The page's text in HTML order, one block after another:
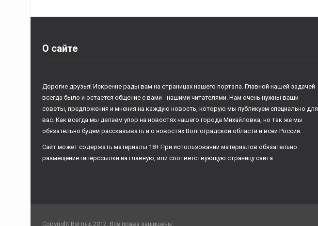
О сайте
Дорогие друзья! Искренне рады вам на страницах нашего портала. Главной нашей задачей
всегда было и остается общение с вами - нашими читателями. Нам очень нужны ваши
советы, предложения и мнения на каждую новость, которую мы публикуем специально для
вас. Как всегда мы делаем упор на новостях нашего города Михайловка, но так же мы
обязательно будем рассказывать и о новостях Волгоградской области и всей России.
Сайт может содержать материалы 18+ При использовании материалов обязательно
размещение гиперссылки на главную, или соответствующую страницу сайта.
Copyright Взгляд 2012. Все права защищены.